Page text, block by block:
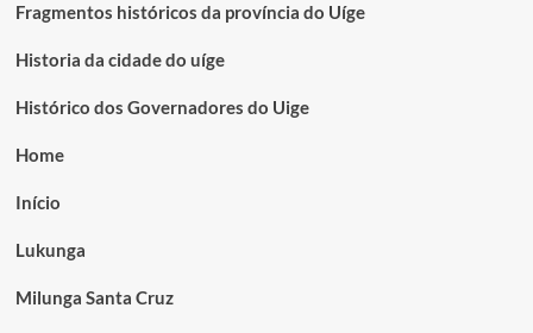
Fragmentos históricos da província do Uíge
Historia da cidade do uíge
Histórico dos Governadores do Uige
Home
Início
Lukunga
Milunga Santa Cruz